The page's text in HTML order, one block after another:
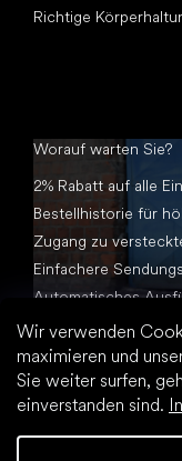
Wir verwenden
maximieren und
Sie weiter surfen,
einverstanden sind.
Richtige
Worauf warten Sie?
2% Rabatt auf alle
Bestellhistorie für
Zugang zu
Einfachere
Automatisches
Alle Dokumente an